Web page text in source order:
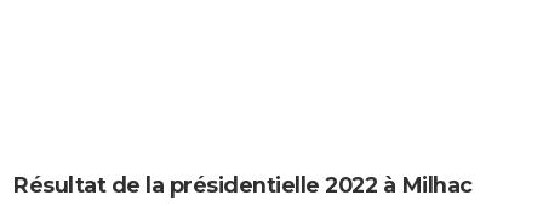
CARTE DE VOEUX
Résultat de la présidentielle 2022 à Milhac